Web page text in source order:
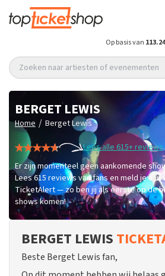
Op basis van
Zoeken naar artiesten of evenementen
BERGET LEWIS
Home / Berget Lewis
Lees alle 615+ reviews
Er zijn momenteel geen aankomende
Lees 615 reviews van fans en meld je
TicketAlert — zo ben jij als eerste op de
shows komen!
BERGET LEWIS
Beste Berget Lewis fan,